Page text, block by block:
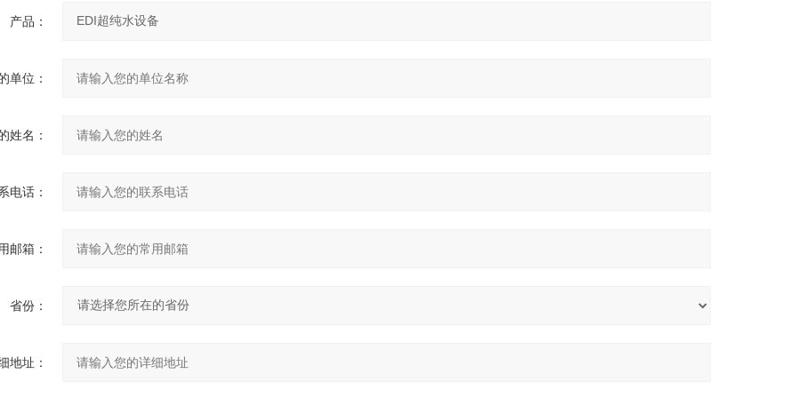
产品：
单位：
姓名：
电话：
邮箱：
省份：
地址：